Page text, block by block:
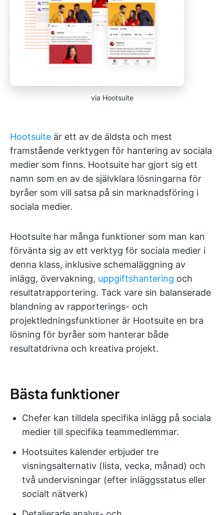
via Hootsuite
Hootsuite är ett av de äldsta och mest
framstående verktygen för hantering av sociala
medier som finns. Hootsuite har gjort sig ett
namn som en av de självklara lösningarna för
byråer som vill satsa på sin marknadsföring i
sociala medier.
Hootsuite har många funktioner som man kan
förvänta sig av ett verktyg för sociala medier i
denna klass, inklusive schemaläggning av
inlägg, övervakning, uppgiftshantering och
resultatrapportering. Tack vare sin balanserade
blandning av rapporterings- och
projektledningsfunktioner är Hootsuite en bra
lösning för byråer som hanterar både
resultatdrivna och kreativa projekt.
Bästa funktioner
Chefer kan tilldela specifika inlägg på sociala
medier till specifika teammedlemmar.
Hootsuites kalender erbjuder tre
visningsalternativ (lista, vecka, månad) och
två undervisningar (efter inläggsstatus eller
socialt nätverk)